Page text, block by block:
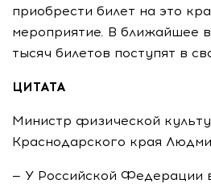
приобрести билет на это
мероприятие. В ближайшее
тысяч билетов поступят в
ЦИТАТА
Министр физической
Краснодарского края
— У Российской Федерации